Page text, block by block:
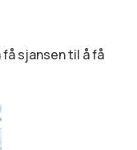
sjansen til å få